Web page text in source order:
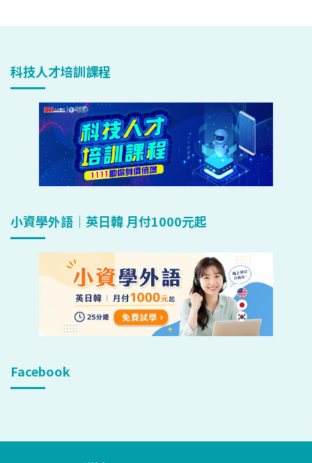
科技人才培訓課程
小資學外語｜英日韓 月付1000元起
Facebook